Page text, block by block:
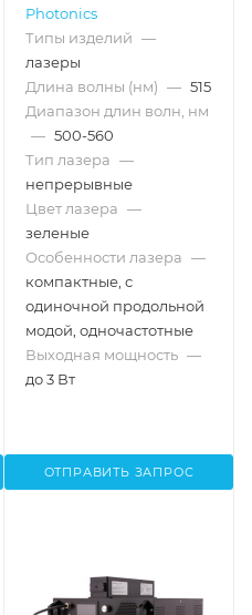
Photonics
Типы изделий —
лазеры
Длина волны (нм) — 515
Диапазон длин волн, нм
— 500-560
Тип лазера —
непрерывные
Цвет лазера —
зеленые
Особенности лазера —
компактные, с
одиночной продольной
модой, одночастотные
Выходная мощность —
до 3 Вт
ОТПРАВИТЬ ЗАПРОС